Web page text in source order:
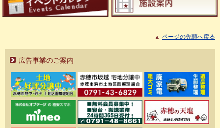
ページの先頭へ戻る
広告事業のご案内